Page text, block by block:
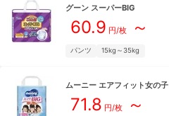
グーン スーパーBIG
60.9 円/枚～
パンツ 15kg～35kg
ムーニー エアフィット女の子
71.8 円/枚～